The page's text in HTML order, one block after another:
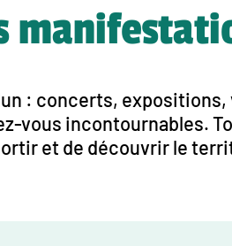
: concerts,
incontournables.
et de découvrir le